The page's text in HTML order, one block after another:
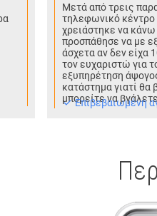
Μετά από τρεις
τηλεφωνικό
χρειάστηκε να
προσπάθησε να με
άσχετα αν δεν είχα
τον ευχαριστώ για
εξυπηρέτηση
κατάστημα γιατί θα
μπορείτε να
Eπιβεβαιωμένη